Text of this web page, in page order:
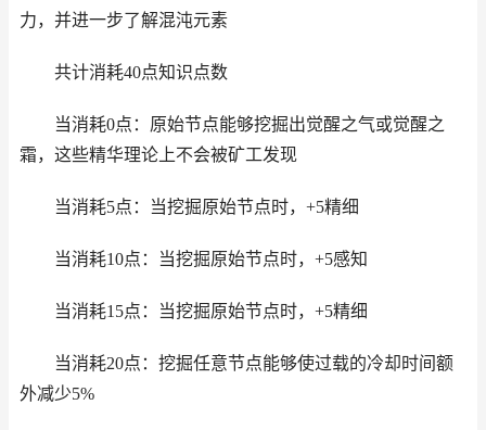
力，并进一步了解混沌元素
共计消耗40点知识点数
当消耗0点：原始节点能够挖掘出觉醒之气或觉醒之
霜，这些精华理论上不会被矿工发现
当消耗5点：当挖掘原始节点时，+5精细
当消耗10点：当挖掘原始节点时，+5感知
当消耗15点：当挖掘原始节点时，+5精细
当消耗20点：挖掘任意节点能够使过载的冷却时间额
外减少5%